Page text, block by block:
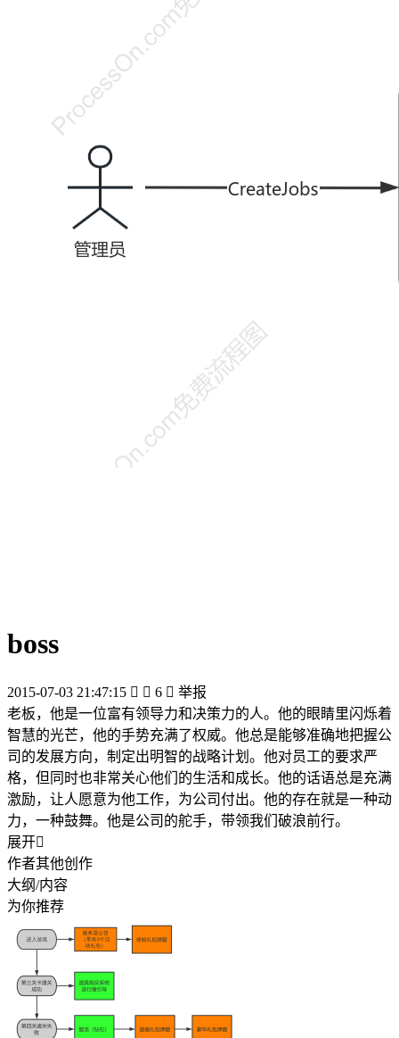
boss
2015-07-03 21:47:15   6  举报
老板，他是一位富有领导力和决策力的人。他的眼睛里闪烁着
智慧的光芒，他的手势充满了权威。他总是能够准确地把握公
司的发展方向，制定出明智的战略计划。他对员工的要求严
格，但同时也非常关心他们的生活和成长。他的话语总是充满
激励，让人愿意为他工作，为公司付出。他的存在就是一种动
力，一种鼓舞。他是公司的舵手，带领我们破浪前行。
展开
作者其他创作
大纲/内容
为你推荐